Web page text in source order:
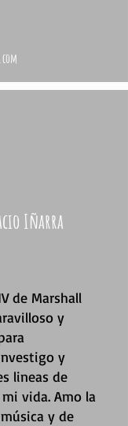
Iñarra
de Marshall
y
y
lineas de
vida. Amo la
y de